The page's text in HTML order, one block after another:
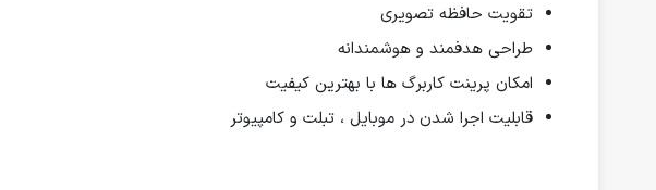
تقویت حافظه تصویری
طراحی هدفمند و هوشمندانه
امکان پرینت کاربرگ ها با بهترین کیفیت
قابلیت اجرا شدن در موبایل ، تبلت و کامپیوتر